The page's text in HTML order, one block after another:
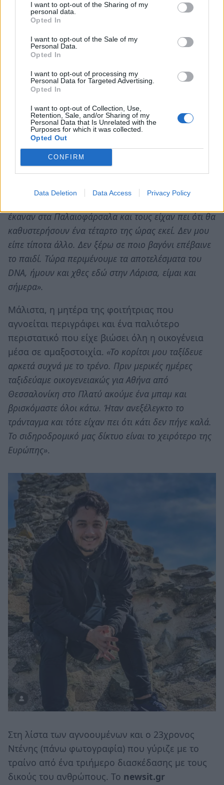
I want to opt-out of the Sharing of my
personal data.
Opted In
I want to opt-out of the Sale of my
Personal Data.
Opted In
I want to opt-out of processing my
Personal Data for Targeted Advertising.
Opted In
I want to opt-out of Collection, Use,
Retention, Sale, and/or Sharing of my
Personal Data that Is Unrelated with the
Purposes for which it was collected.
Opted Out
CONFIRM
Data Deletion Data Access Privacy Policy
άπειρος, δεν μου λέει τίποτα, ηλεκτρονικά έπρεπε να
είναι όλα. Απ’ ότι διάβασα ο πρόεδρος μηχανοδηγών
του ΟΣΕ δήλωσε ότι όλα γίνονται χειροκίνητα, όταν
όλα λειτουργούν χειροκίνητα, θα γίνονται τέτοια
δικτύου, που δεν την θέτουν σαν πρόβλημα μόνο οι
εργαζόμενοι στα σωματεία τους, αλλά και η ίδια η
Κομισιόν, σε αυτήν ωφελείται το δυστύχημα και αν
δεν αλλάξουν και αυτά θα γίνουν και άλλα. Δεν
γίνεται το 2023 να μην έχουμε ηλεκτρονικά μέσα και
να γίνονται ολα χειροκίνητα, δεν είναι δυνατόν
αυτό».
Όπως λέει«δεν έχω κανένα νέο από την κόρη μου.
έκαναν στα Παλαιοφάρσαλα και τους είχαν πει ότι θα
καθυστερήσουν ένα τέταρτο της ώρας εκεί. Δεν μου
είπε τίποτα άλλο. Δεν ξέρω σε ποιο βαγόνι επέβαινε
το παιδί. Τώρα περιμένουμε τα αποτελέσματα του
DNA, ήμουν και χθες εδώ στην Λάρισα, είμαι και
σήμερα».
Μάλιστα, η μητέρα της φοιτήτριας που
αγνοείται περιγράφει και ένα παλιότερο
περιστατικό που είχε βιώσει όλη η οικογένεια
μέσα σε αμαξοστοιχία. «Το κορίτσι μου ταξίδευε
αρκετά συχνά με το τρένο. Πριν μερικές ημέρες
ταξιδεύαμε οικογενειακώς για Αθήνα από
Θεσσαλονίκη στο Πλατύ ακούμε ένα μπαμ και
βρισκόμαστε όλοι κάτω. Ήταν ανεξέλεγκτο το
τράνταγμα και τότε είχαν πει ότι κάτι δεν πήγε καλά.
Το σιδηροδρομικό μας δίκτυο είναι το χειρότερο της
Ευρώπης».
Στη λίστα των αγνοουμένων και ο 23χρονος
Ντένης (πάνω φωτογραφία) που γύριζε με το
τραίνο από ένα τριήμερο διασκέδασης με τους
δικούς του ανθρώπους. Το newsit.gr